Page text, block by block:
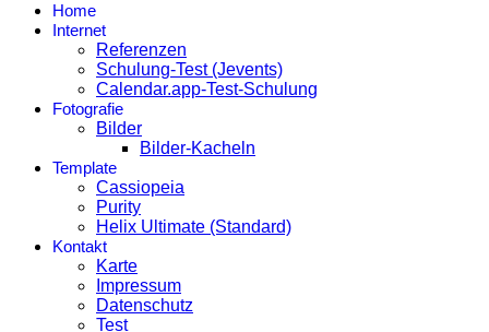
Home
Internet
Referenzen
Schulung-Test (Jevents)
Calendar.app-Test-Schulung
Fotografie
Bilder
Bilder-Kacheln
Template
Cassiopeia
Purity
Helix Ultimate (Standard)
Kontakt
Karte
Impressum
Datenschutz
Test